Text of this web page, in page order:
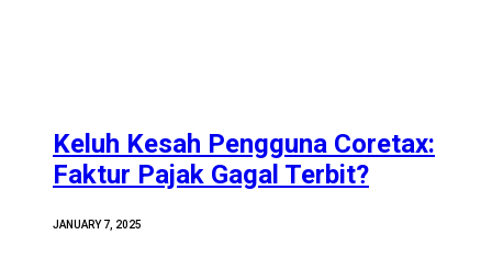
Keluh Kesah Pengguna Coretax:
Faktur Pajak Gagal Terbit?
JANUARY 7, 2025